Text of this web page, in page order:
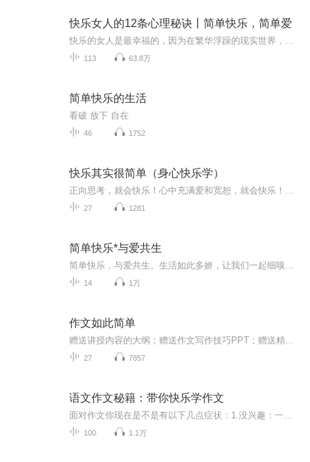
快乐女人的12条心理秘诀丨简单快乐，简单爱
113 63.8万
简单快乐的生活
看破 放下 自在
46 1752
快乐其实很简单（身心快乐学）
27 1281
简单快乐*与爱共生
14 1万
作文如此简单
27 7857
语文作文秘籍：带你快乐学作文
100 1.1万